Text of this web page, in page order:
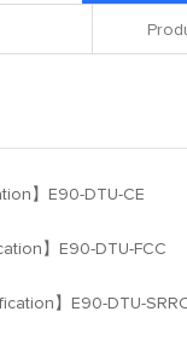
】E90-DTU-CE
】E90-DTU-FCC
】E90-DTU-